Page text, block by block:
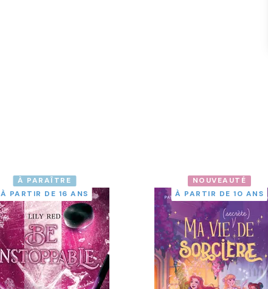
À PARAÎTRE
À PARTIR DE 16 ANS
NOUVEAUTÉ
À PARTIR DE 10 ANS